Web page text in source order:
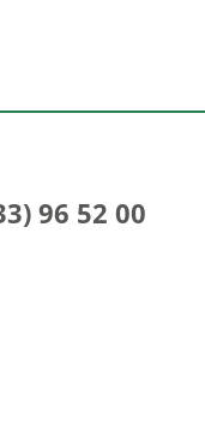
96 52 00